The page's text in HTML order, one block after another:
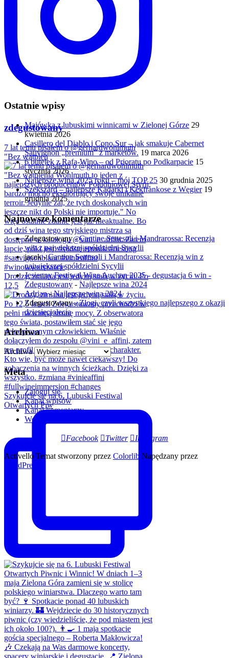
zdegustowany
7 lat temu pisałem o @gerhardwohlmuth
"Bez wątpien
Drodzy, zmiana jest jedyną stałą w życiu. Po
12,5
Szykujcie się na 6. Lubuski Festiwal
Otwartych Piw
Ostatnie wpisy
Majówka z lubuskimi winnicami w Zielonej Górze 29
kwietnia 2026
Casillero del Diablo i Cono Sur – jak smakuje Cabernet
Sauvignon „premium” z marketów. 19 marca 2026
6 butelek z Rafa-Wino – od Prioratu po Podkarpacie 15
stycznia 2026
Najlepsze wina 2025 roku – mój TOP 25 30 grudnia 2025
Szekszárd – najlepsze Kadarki i Kékfrankose z Węgier 19
grudnia 2025
Najnowsze komentarze
Zdegustowany-Cantine Settesoli i Mandrarossa: Recenzja
win z największej spółdzielni Sycylii
jacek-Cantine Settesoli i Mandrarossa: Recenzja win z
największej spółdzielni Sycylii
Jesienny Festiwal Wina Auchan 2025 - degustacja 6 win -
Zdegustowany - Najlepsze wina 2024
Adrian-Najlepsze wina 2024
Zdegustowany-Złogi, czyli wszystkiego najlepszego z okazji
dziesięciolecia
Archiwa
Archiwa
Meta
Zaloguj się
Kanał wpisów
Kanał komentarzy
WordPress.org
Facebook Twitter Instagram
Activello Temat stworzony przez Colorlib Napędzany przez
WordPress